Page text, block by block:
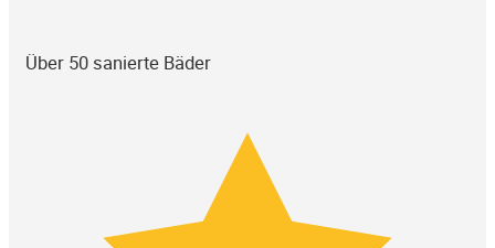
Über 50 sanierte Bäder